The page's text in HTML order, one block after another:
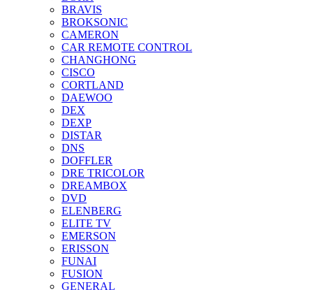
BRAVIS
BROKSONIC
CAMERON
CAR REMOTE CONTROL
CHANGHONG
CISCO
CORTLAND
DAEWOO
DEX
DEXP
DISTAR
DNS
DOFFLER
DRE TRICOLOR
DREAMBOX
DVD
ELENBERG
ELITE TV
EMERSON
ERISSON
FUNAI
FUSION
GENERAL